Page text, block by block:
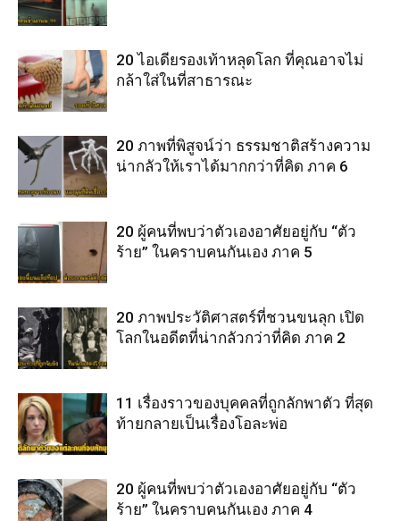
20 ไอเดียรองเท้าหลุดโลก ที่คุณอาจไม่
กล้าใส่ในที่สาธารณะ
20 ภาพที่พิสูจน์ว่า ธรรมชาติสร้างความ
น่ากลัวให้เราได้มากกว่าที่คิด ภาค 6
20 ผู้คนที่พบว่าตัวเองอาศัยอยู่กับ “ตัว
ร้าย” ในคราบคนกันเอง ภาค 5
20 ภาพประวัติศาสตร์ที่ชวนขนลุก เปิด
โลกในอดีตที่น่ากลัวกว่าที่คิด ภาค 2
11 เรื่องราวของบุคคลที่ถูกลักพาตัว ที่สุด
ท้ายกลายเป็นเรื่องโอละพ่อ
20 ผู้คนที่พบว่าตัวเองอาศัยอยู่กับ “ตัว
ร้าย” ในคราบคนกันเอง ภาค 4